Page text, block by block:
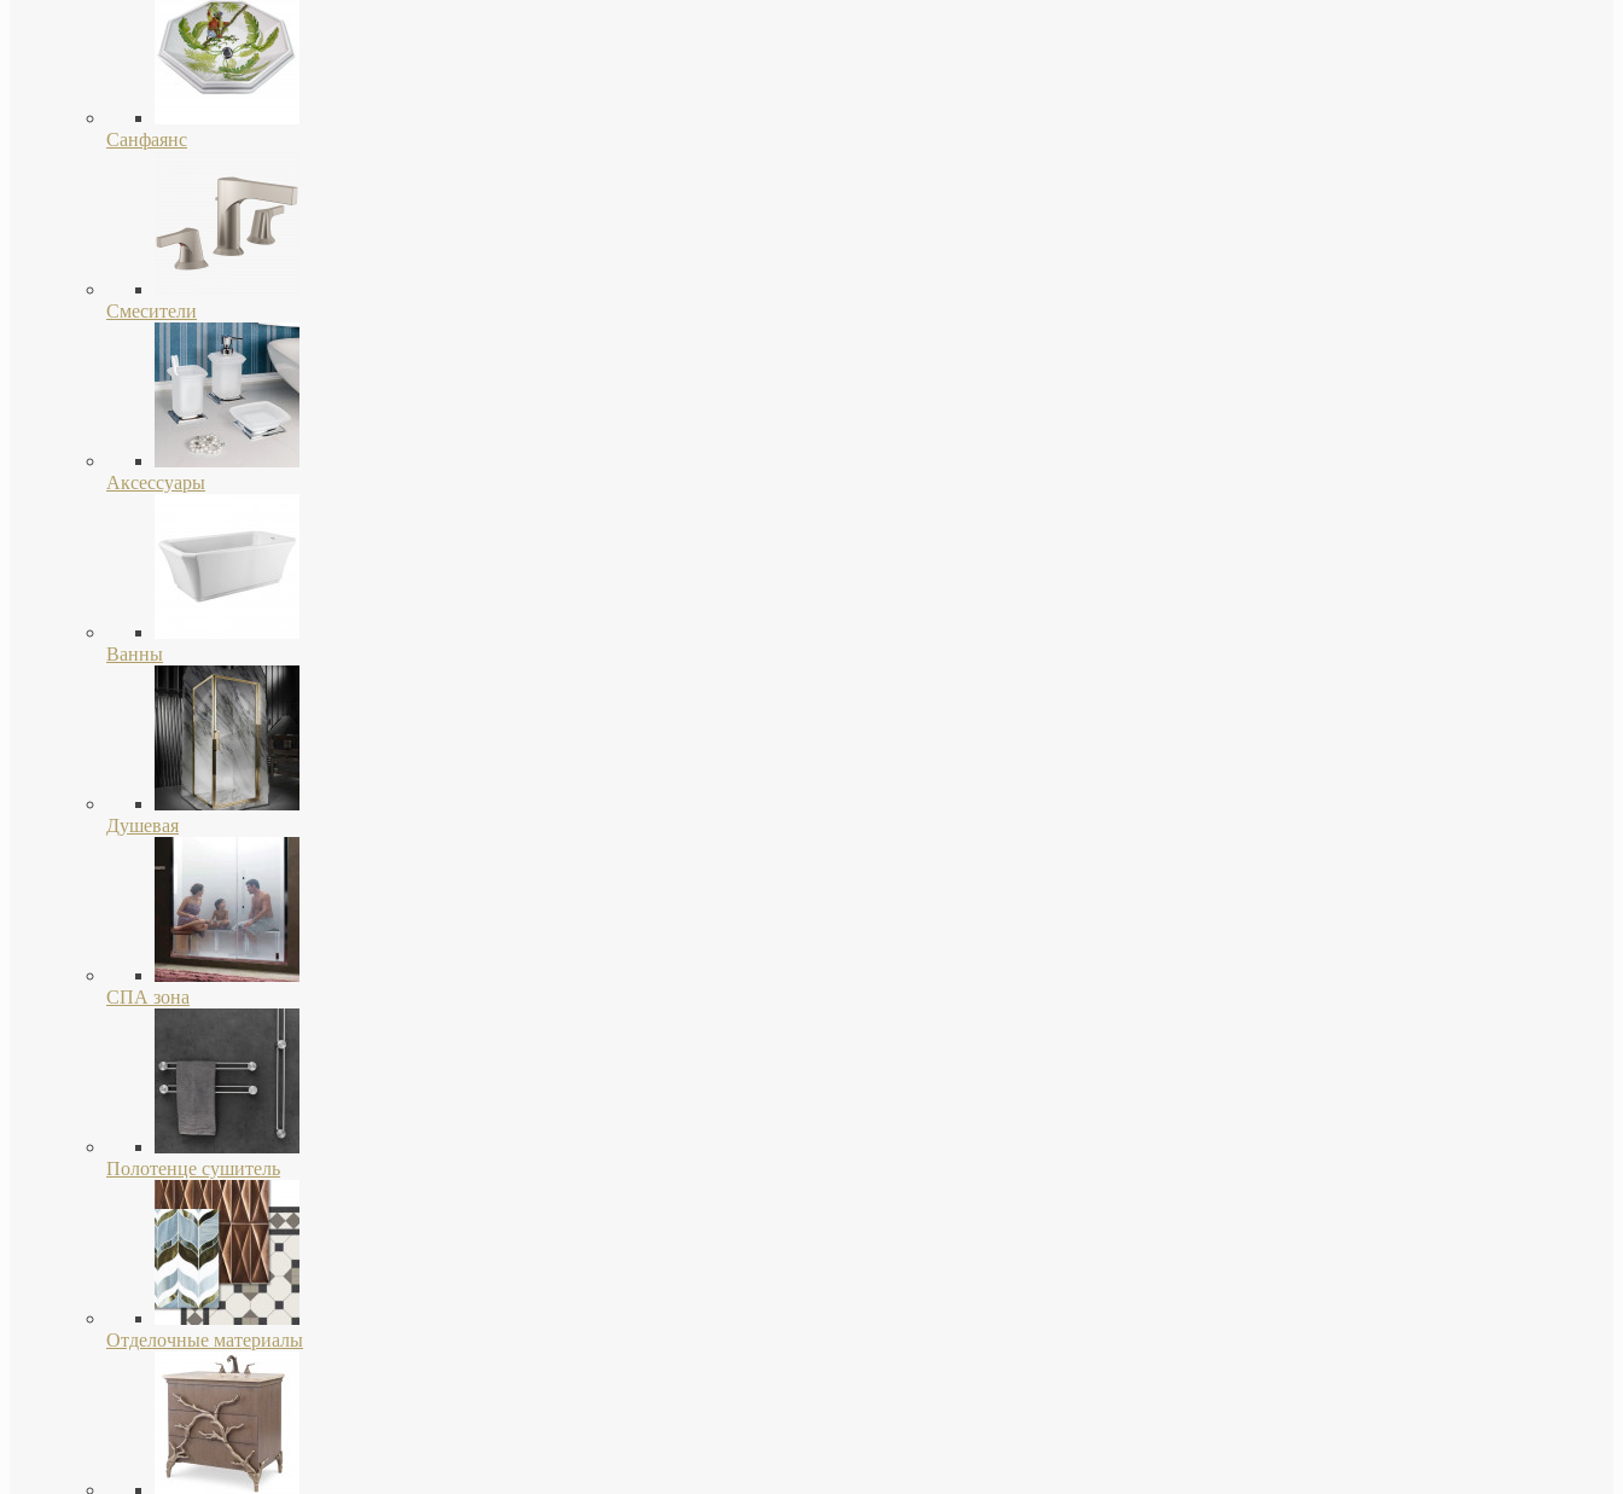
Санфаянс
Смесители
Аксессуары
Ванны
Душевая
СПА зона
Полотенце сушитель
Отделочные материалы